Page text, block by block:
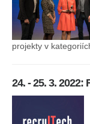
projekty v
24. - 25. 3. 2022: